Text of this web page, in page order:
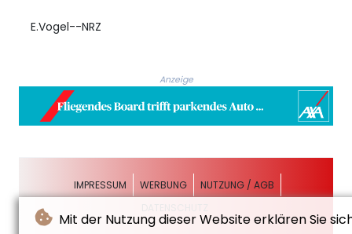
Mit der Nutzung dieser Website erklären Sie
E.Vogel--NRZ
Anzeige
IMPRESSUM WERBUNG
NUTZUNG / AGB